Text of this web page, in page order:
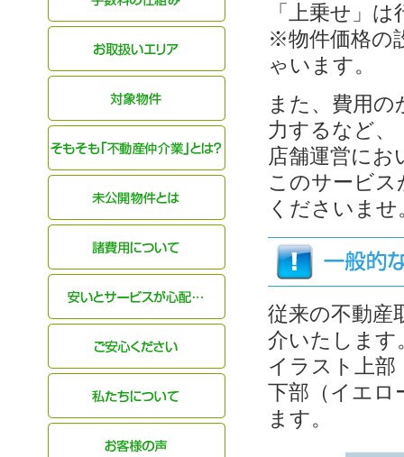
「上乗せ」
※物件価格の
ゃいます。
また、費用
力するなど、
店舗運営に
このサービ
くださいませ
従来の不動産
介いたします
イラスト上部
下部（イエロ
ます。